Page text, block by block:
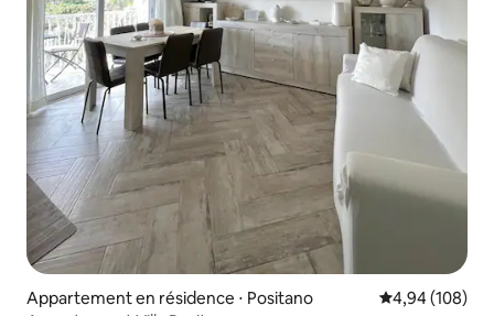
Appartement en résidence ⋅ Positano Évaluation
4,94 (108)